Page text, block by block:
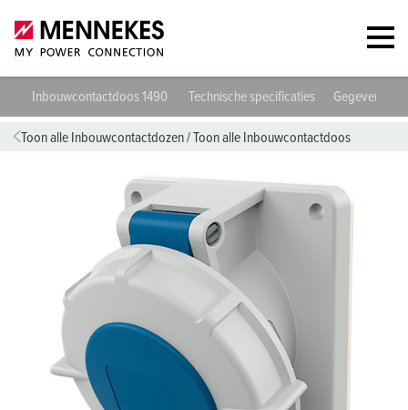
Inbouwcontactdoos 1490 Technische specificaties
Toon alle Inbouwcontactdozen/Toon alle Inbouwcontactdoos